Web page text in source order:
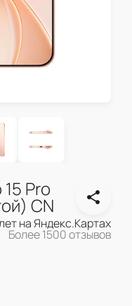
Pro
CN
на Яндекс.Картах
Более 1500 отзывов